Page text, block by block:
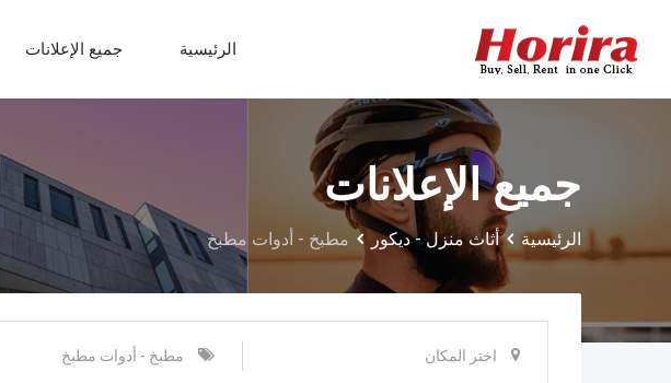
content
الرئيسية جميع الإعلانات
جميع الإعلانات
الرئيسية أثاث منزل - ديكور مطبخ - أدوات مطبخ
اختر المكان مطبخ - أدوات مطبخ